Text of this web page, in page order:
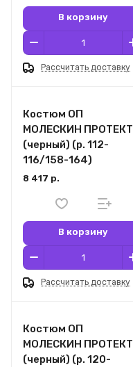
В корзину
Рассчитать доставку
Костюм ОП
МОЛЕСКИН ПРОТЕКТ
(черный) (р. 112-
116/158-164)
8 417 р.
В корзину
Рассчитать доставку
Костюм ОП
МОЛЕСКИН ПРОТЕКТ
(черный) (р. 120-